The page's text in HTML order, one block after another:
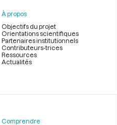
À propos
Objectifs du projet
Orientations scientifiques
Partenaires institutionnels
Contributeurs-trices
Ressources
Actualités
Comprendre